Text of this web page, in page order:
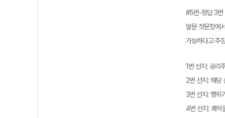
#5번-정답 3번
발문 첫문장에
가능하다고 주
1번 선지: 공리
2번 선지: 해당
3번 선지: 행위
4번 선지: 쾌락